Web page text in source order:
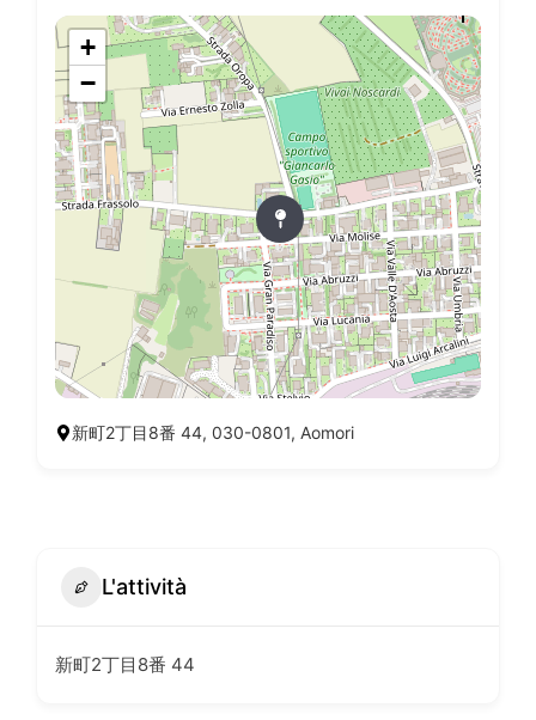
+
−
新町2丁目8番 44, 030-0801, Aomori
L'attività
新町2丁目8番 44